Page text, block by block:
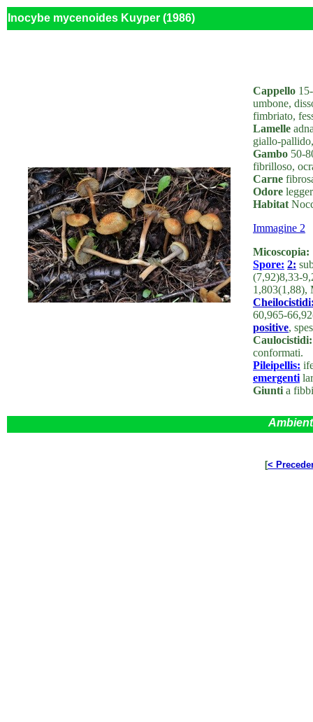
Inocybe mycenoides Kuyper (1986)
Cappello
umbone,
fimbriato,
Lamelle
giallo-
Gambo 50-
fibrilloso,
Carne
Odore
Habitat
Immagine 2
Micoscopia:
Spore: 2:
(7,92)8,33-
1,803(1,88),
60,965-
positive,
Caulocistidi:
conformati.
Pileipellis:
emergenti
Giunti a
[<